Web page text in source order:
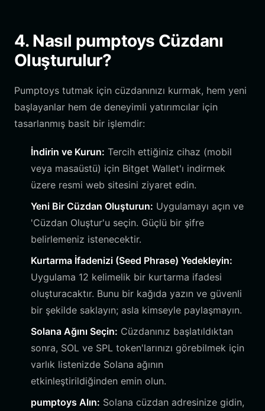
4. Nasıl pumptoys Cüzdanı
Oluşturulur?
Pumptoys tutmak için cüzdanınızı kurmak, hem yeni
başlayanlar hem de deneyimli yatırımcılar için
tasarlanmış basit bir işlemdir:
İndirin ve Kurun: Tercih ettiğiniz cihaz (mobil
veya masaüstü) için Bitget Wallet'ı indirmek
üzere resmi web sitesini ziyaret edin.
Yeni Bir Cüzdan Oluşturun: Uygulamayı açın ve
'Cüzdan Oluştur'u seçin. Güçlü bir şifre
belirlemeniz istenecektir.
Kurtarma İfadenizi (Seed Phrase) Yedekleyin:
Uygulama 12 kelimelik bir kurtarma ifadesi
oluşturacaktır. Bunu bir kağıda yazın ve güvenli
bir şekilde saklayın; asla kimseyle paylaşmayın.
Solana Ağını Seçin: Cüzdanınız başlatıldıktan
sonra, SOL ve SPL token'larınızı görebilmek için
varlık listenizde Solana ağının
etkinleştirildiğinden emin olun.
pumptoys Alın: Solana cüzdan adresinize gidin,